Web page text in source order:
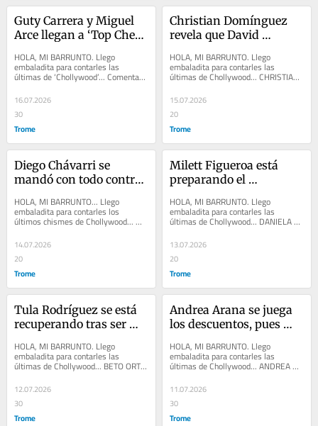
Guty Carrera y Miguel
Arce llegan a ‘Top Chef
demostrarán su talento
en la cocina
HOLA, MI BARRUNTO. Llego
embaladita para contarles las
últimas de ‘Chollywood’... Comentan
que GUTY CARRERA y MIGUEL ARCE
fueron presentados como...
16.07.2026
30
Trome
Christian Domínguez
revela que David
estafó con fuerte suma
de dinero y rompió su
HOLA, MI BARRUNTO. Llego
embaladita para contarles las
últimas de Chollywood... CHRISTIAN
DOMÍNGUEZ soltó la lengua y contó
que DAVID...
15.07.2026
20
Trome
Diego Chávarri se
mandó con todo contra
dijo que el ‘Diablito’ le
parece malcriado
HOLA, MI BARRUNTO... Llego
embaladita para contarles los
últimos chismes de Chollywood...
PABLO HEREDIA ya olvidó por
completo a SHIRLEY ARICA,...
14.07.2026
20
Trome
Milett Figueroa está
preparando el
canciones para iniciar
su etapa como cantante
HOLA, MI BARRUNTO. Llego
embaladita para contarles las
últimas de Chollywood... DANIELA
DARCOURT y YAHAIRA PLASENCIA
coincidieron en el mismo...
13.07.2026
20
Trome
Tula Rodríguez se está
recuperando tras ser
HOLA, MI BARRUNTO. Llego
embaladita para contarles las
últimas de Chollywood... BETO ORTIZ
comentó, en el programa de MAGALY
MEDINA, que ANDREA...
12.07.2026
30
Trome
Andrea Arana se juega
los descuentos, pues
la fila de las casadas
HOLA, MI BARRUNTO. Llego
embaladita para contarles las
últimas de Chollywood... ANDREA
ARANA se juega los descuentos,
pues este 15 de julio pasará a...
11.07.2026
30
Trome